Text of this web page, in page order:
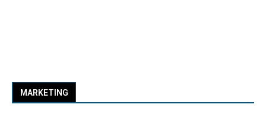
MARKETING